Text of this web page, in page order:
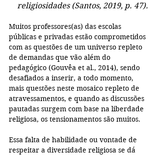
religiosidades (Santos, 2019, p. 47).
Muitos professores(as) das escolas
públicas e privadas estão comprometidos
com as questões de um universo repleto
de demandas que vão além do
pedagógico (Gouvêa et al., 2014), sendo
desafiados a inserir, a todo momento,
mais questões neste mosaico repleto de
atravessamentos, e quando as discussões
pautadas surgem com base na liberdade
religiosa, os tensionamentos são muitos.
Essa falta de habilidade ou vontade de
respeitar a diversidade religiosa se dá